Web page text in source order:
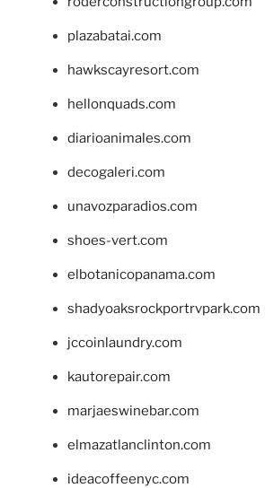
plazabatai.com
hawkscayresort.com
hellonquads.com
diarioanimales.com
decogaleri.com
unavozparadios.com
shoes-vert.com
elbotanicopanama.com
shadyoaksrockportrvpark.com
jccoinlaundry.com
kautorepair.com
marjaeswinebar.com
elmazatlanclinton.com
ideacoffeenyc.com